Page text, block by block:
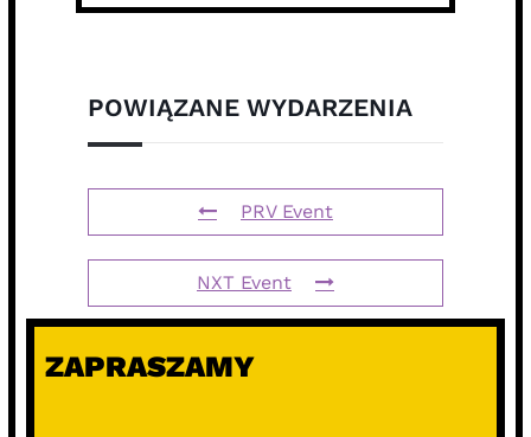
POWIĄZANE WYDARZENIA
PRV Event
NXT Event
ZAPRASZAMY